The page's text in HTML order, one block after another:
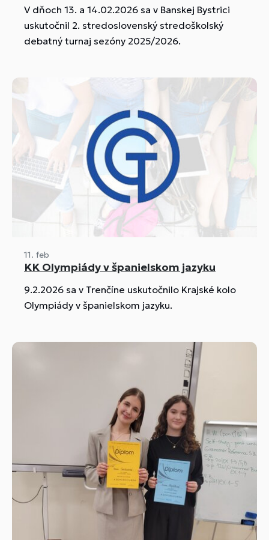
V dňoch 13. a 14.02.2026 sa v Banskej Bystrici
uskutočnil 2. stredoslovenský stredoškolský
debatný turnaj sezóny 2025/2026.
11. feb
KK Olympiády v španielskom jazyku
9.2.2026 sa v Trenčíne uskutočnilo Krajské kolo
Olympiády v španielskom jazyku.